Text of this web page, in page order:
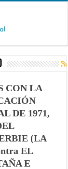
CON LA
DE 1971,
(LA
EL
E